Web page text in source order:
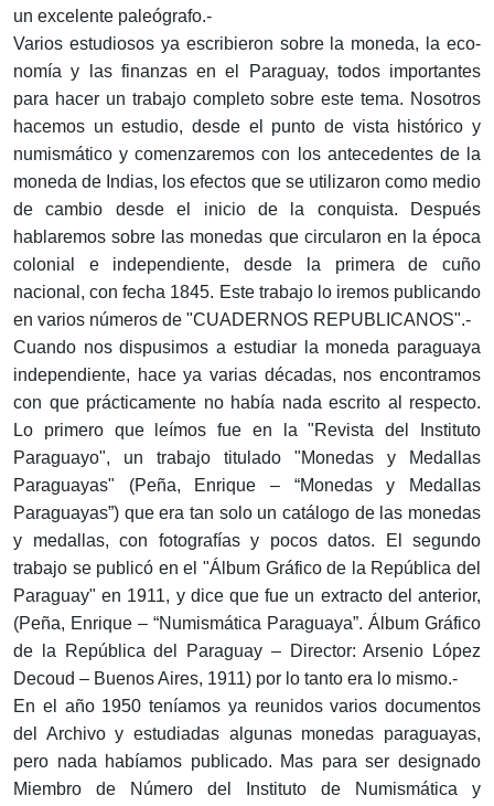
un excelente paleógrafo.-
Varios estudiosos ya escribieron sobre la moneda, la eco­
nomía y las finanzas en el Paraguay, todos importantes
para hacer un trabajo completo sobre este tema. Nosotros
hacemos un estudio, desde el punto de vista histórico y
numismático y comenzaremos con los antecedentes de la
moneda de Indias, los efectos que se utilizaron como medio
de cambio desde el inicio de la conquista. Después
hablaremos sobre las monedas que circularon en la época
colonial e independiente, desde la primera de cuño
nacional, con fecha 1845. Este trabajo lo ire­mos publicando
en varios números de "CUADERNOS REPU­BLICANOS".-
Cuando nos dispusimos a estudiar la moneda paraguaya
independiente, hace ya varias décadas, nos encontramos
con que prácticamente no había nada escrito al respecto.
Lo pri­mero que leímos fue en la "Revista del Instituto
Paraguayo", un trabajo titulado "Monedas y Medallas
Paraguayas" (Peña, Enrique – “Monedas y Medallas
Paraguayas”) que era tan solo un catálogo de las monedas
y medallas, con foto­grafías y pocos datos. El segundo
trabajo se publicó en el "Álbum Gráfico de la República del
Paraguay" en 1911, y dice que fue un extracto del anterior,
(Peña, Enrique – “Numismática Paraguaya”. Álbum Gráfico
de la República del Paraguay – Director: Arsenio López
Decoud – Buenos Aires, 1911) por lo tanto era lo mismo.-
En el año 1950 teníamos ya reunidos varios documen­tos
del Archivo y estudiadas algunas monedas paraguayas,
pero nada habíamos publicado. Mas para ser designado
Miembro de Número del Instituto de Numismática y